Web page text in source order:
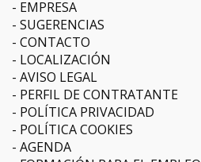
EMPRESA
SUGERENCIAS
CONTACTO
LOCALIZACIÓN
AVISO LEGAL
PERFIL DE CONTRATANTE
POLÍTICA PRIVACIDAD
POLÍTICA COOKIES
AGENDA